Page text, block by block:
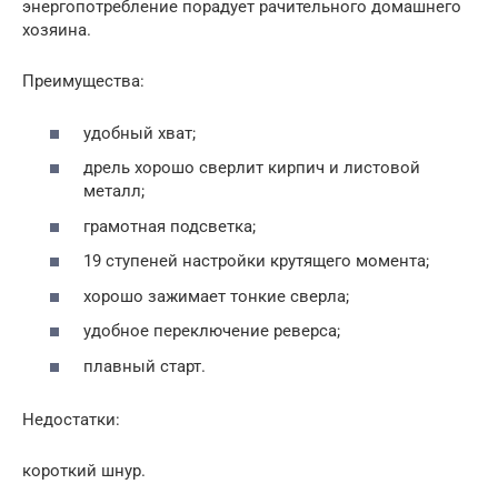
энергопотребление порадует рачительного домашнего
хозяина.
Преимущества:
удобный хват;
дрель хорошо сверлит кирпич и листовой
металл;
грамотная подсветка;
19 ступеней настройки крутящего момента;
хорошо зажимает тонкие сверла;
удобное переключение реверса;
плавный старт.
Недостатки:
короткий шнур.